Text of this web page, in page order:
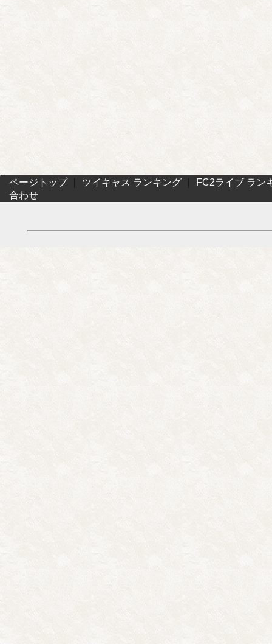
ページトップ｜ ツイキャス ランキング
FC2ライブ ラン
合わせ